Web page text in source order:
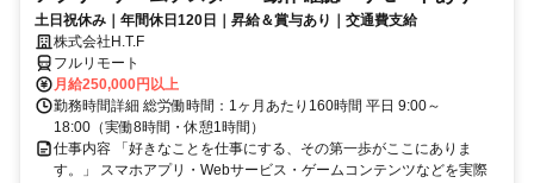
土日祝休み｜年間休日120日｜昇給＆賞与あり｜交通費支給
株式会社H.T.F
フルリモート
月給250,000円以上
勤務時間詳細 総労働時間：1ヶ月あたり160時間 平日 9:00～
18:00（実働8時間・休憩1時間）
仕事内容 「好きなことを仕事にする、その第一歩がここにありま
す。」 スマホアプリ・Webサービス・ゲームコンテンツなどを実際